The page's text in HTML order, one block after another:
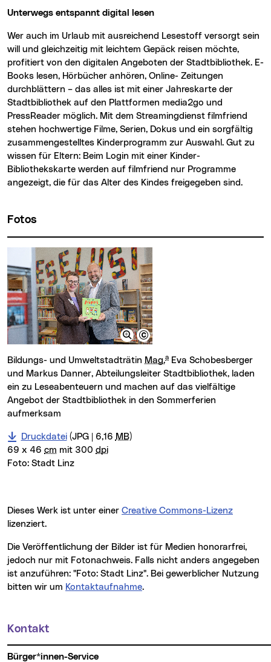
Unterwegs entspannt digital lesen
Wer auch im Urlaub mit ausreichend Lesestoff versorgt sein
will und gleichzeitig mit leichtem Gepäck reisen möchte,
profitiert von den digitalen Angeboten der Stadtbibliothek. E-
Books lesen, Hörbücher anhören, Online- Zeitungen
durchblättern – das alles ist mit einer Jahreskarte der
Stadtbibliothek auf den Plattformen media2go und
PressReader möglich. Mit dem Streamingdienst filmfriend
stehen hochwertige Filme, Serien, Dokus und ein sorgfältig
zusammengestelltes Kinderprogramm zur Auswahl. Gut zu
wissen für Eltern: Beim Login mit einer Kinder-
Bibliothekskarte werden auf filmfriend nur Programme
angezeigt, die für das Alter des Kindes freigegeben sind.
Fotos
Bildungs- und Umweltstadträtin Mag.a Eva Schobesberger
und Markus Danner, Abteilungsleiter Stadtbibliothek, laden
ein zu Leseabenteuern und machen auf das vielfältige
Angebot der Stadtbibliothek in den Sommerferien
aufmerksam
Druckdatei(JPG | 6,16 MB)
69 x 46 cm mit 300 dpi
Foto: Stadt Linz
Dieses Werk ist unter einer Creative Commons-Lizenz
lizenziert.
Die Veröffentlichung der Bilder ist für Medien honorarfrei,
jedoch nur mit Fotonachweis. Falls nicht anders angegeben
ist anzuführen: "Foto: Stadt Linz". Bei gewerblicher Nutzung
bitten wir um Kontaktaufnahme.
Weitere Informationen
Kontakt
Bürger*innen-Service